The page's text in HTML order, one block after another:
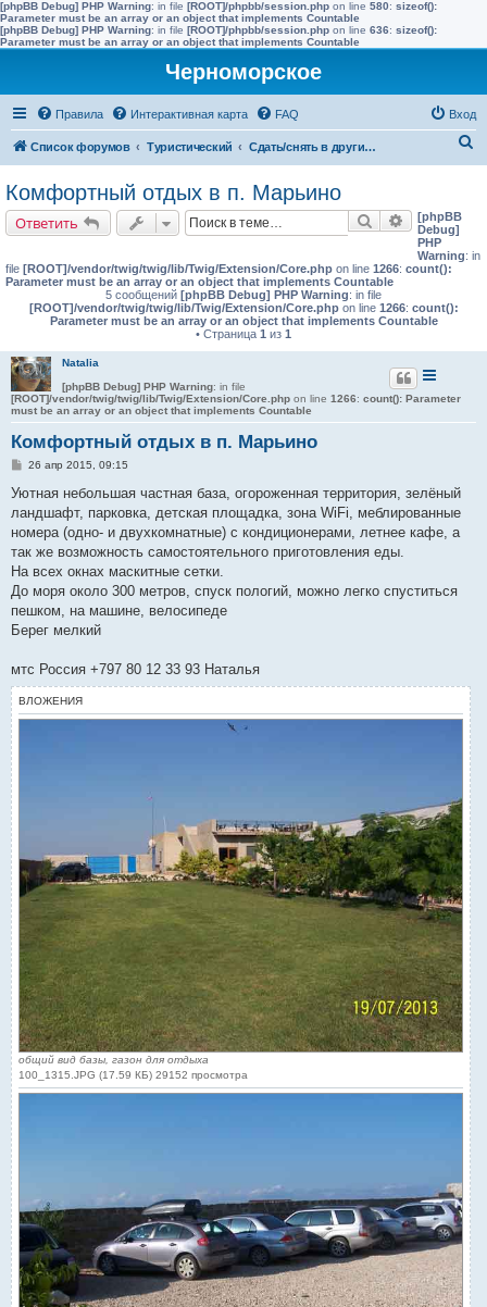
[phpBB Debug] PHP Warning: in file [ROOT]/phpbb/session.php on line 580: sizeof():
Parameter must be an array or an object that implements Countable
[phpBB Debug] PHP Warning: in file [ROOT]/phpbb/session.php on line 636: sizeof():
Parameter must be an array or an object that implements Countable
Черноморское
Правила Интерактивная карта FAQ Вход
Список форумов Туристический Сдать/снять в других населенных пунктах района
Комфортный отдых в п. Марьино
Ответить Поиск
[phpBB
Debug]
PHP
Warning: in
file [ROOT]/vendor/twig/twig/lib/Twig/Extension/Core.php on line 1266: count():
Parameter must be an array or an object that implements Countable
5 сообщений [phpBB Debug] PHP Warning: in file
[ROOT]/vendor/twig/twig/lib/Twig/Extension/Core.phpon line 1266: count():
Parameter must be an array or an object that implements Countable
• Страница 1 из 1
Natalia
[phpBB Debug] PHP Warning: in file
[ROOT]/vendor/twig/twig/lib/Twig/Extension/Core.php on line 1266: count(): Parameter
must be an array or an object that implements Countable
Комфортный отдых в п. Марьино
С
о
щ
е
и
е
26 апр 2015, 09:15
Уютная небольшая частная база, огороженная территория, зелёный
ландшафт, парковка, детская площадка, зона WiFi, меблированные
номера (одно- и двухкомнатные) с кондиционерами, летнее кафе, а
так же возможность самостоятельного приготовления еды.
На всех окнах маскитные сетки.
До моря около 300 метров, спуск пологий, можно легко спуститься
пешком, на машине, велосипеде
Берег мелкий
мтс Россия +797 80 12 33 93 Наталья
ВЛОЖЕНИЯ
общий вид базы, газон для отдыха
100_1315.JPG (17.59 КБ) 29152 просмотра